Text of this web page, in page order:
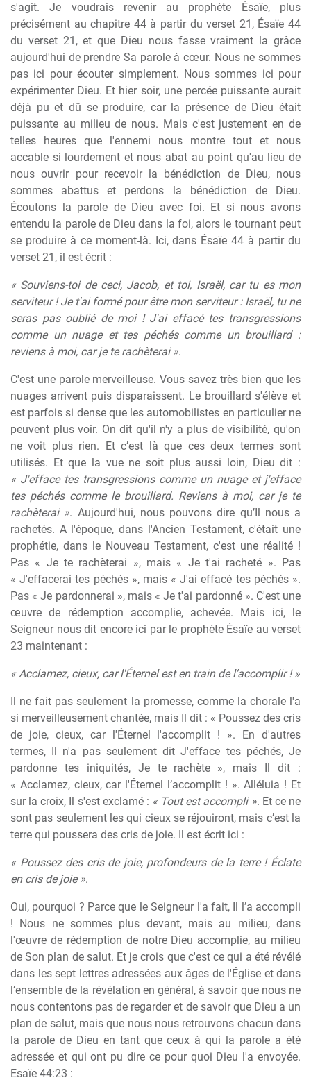
s'agit. Je voudrais revenir au prophète Ésaïe, plus
précisément au chapitre 44 à partir du verset 21, Ésaïe 44
du verset 21, et que Dieu nous fasse vraiment la grâce
aujourd'hui de prendre Sa parole à cœur. Nous ne sommes
pas ici pour écouter simplement. Nous sommes ici pour
expérimenter Dieu. Et hier soir, une percée puissante aurait
déjà pu et dû se produire, car la présence de Dieu était
puissante au milieu de nous. Mais c'est justement en de
telles heures que l'ennemi nous montre tout et nous
accable si lourdement et nous abat au point qu'au lieu de
nous ouvrir pour recevoir la bénédiction de Dieu, nous
sommes abattus et perdons la bénédiction de Dieu.
Écoutons la parole de Dieu avec foi. Et si nous avons
entendu la parole de Dieu dans la foi, alors le tournant peut
se produire à ce moment-là. Ici, dans Ésaïe 44 à partir du
verset 21, il est écrit :
« Souviens-toi de ceci, Jacob, et toi, Israël, car tu es mon
serviteur ! Je t'ai formé pour être mon serviteur : Israël, tu ne
seras pas oublié de moi ! J'ai effacé tes transgressions
comme un nuage et tes péchés comme un brouillard :
reviens à moi, car je te rachèterai ».
C'est une parole merveilleuse. Vous savez très bien que les
nuages arrivent puis disparaissent. Le brouillard s'élève et
est parfois si dense que les automobilistes en particulier ne
peuvent plus voir. On dit qu'il n'y a plus de visibilité, qu'on
ne voit plus rien. Et c’est là que ces deux termes sont
utilisés. Et que la vue ne soit plus aussi loin, Dieu dit :
« J'efface tes transgressions comme un nuage et j'efface
tes péchés comme le brouillard. Reviens à moi, car je te
rachèterai ». Aujourd'hui, nous pouvons dire qu’Il nous a
rachetés. A l'époque, dans l'Ancien Testament, c'était une
prophétie, dans le Nouveau Testament, c'est une réalité !
Pas « Je te rachèterai », mais « Je t'ai racheté ». Pas
« J'effacerai tes péchés », mais « J'ai effacé tes péchés ».
Pas « Je pardonnerai », mais « Je t'ai pardonné ». C'est une
œuvre de rédemption accomplie, achevée. Mais ici, le
Seigneur nous dit encore ici par le prophète Ésaïe au verset
23 maintenant :
« Acclamez, cieux, car l'Éternel est en train de l’accomplir ! »
Il ne fait pas seulement la promesse, comme la chorale l'a
si merveilleusement chantée, mais Il dit : « Poussez des cris
de joie, cieux, car l'Éternel l'accomplit ! ». En d'autres
termes, Il n'a pas seulement dit J'efface tes péchés, Je
pardonne tes iniquités, Je te rachète », mais Il dit :
« Acclamez, cieux, car l'Éternel l’accomplit ! ». Alléluia ! Et
sur la croix, Il s'est exclamé : « Tout est accompli ». Et ce ne
sont pas seulement les qui cieux se réjouiront, mais c’est la
terre qui poussera des cris de joie. Il est écrit ici :
« Poussez des cris de joie, profondeurs de la terre ! Éclate
en cris de joie ».
Oui, pourquoi ? Parce que le Seigneur l'a fait, Il l’a accompli
! Nous ne sommes plus devant, mais au milieu, dans
l'œuvre de rédemption de notre Dieu accomplie, au milieu
de Son plan de salut. Et je crois que c'est ce qui a été révélé
dans les sept lettres adressées aux âges de l'Église et dans
l’ensemble de la révélation en général, à savoir que nous ne
nous contentons pas de regarder et de savoir que Dieu a un
plan de salut, mais que nous nous retrouvons chacun dans
la parole de Dieu en tant que ceux à qui la parole a été
adressée et qui ont pu dire ce pour quoi Dieu l'a envoyée.
Esaïe 44:23 :